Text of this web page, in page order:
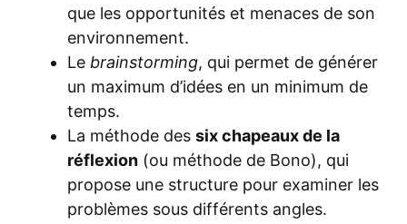
que les opportunités et menaces de son
environnement.
Le brainstorming, qui permet de générer
un maximum d’idées en un minimum de
temps.
La méthode des six chapeaux de la
réflexion (ou méthode de Bono), qui
propose une structure pour examiner les
problèmes sous différents angles.